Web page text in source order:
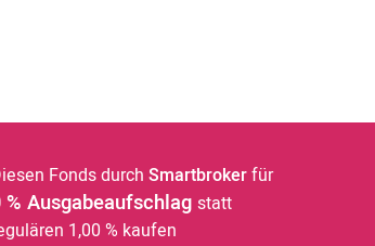
Fonds durch Smartbrokerfür
% Ausgabeaufschlag statt
1,00 % kaufen